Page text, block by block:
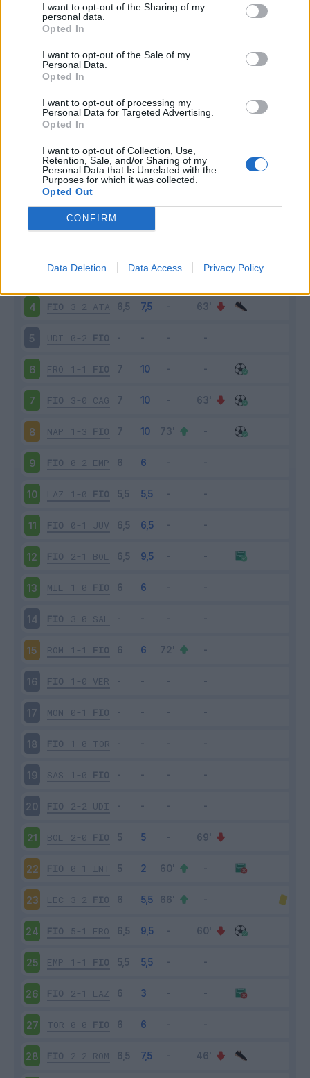
I want to opt-out of the Sharing of my
personal data.
Opted In
I want to opt-out of the Sale of my
Personal Data.
Opted In
I want to opt-out of processing my
Personal Data for Targeted Advertising.
Opted In
I want to opt-out of Collection, Use,
Retention, Sale, and/or Sharing of my
Personal Data that Is Unrelated with the
Purposes for which it was collected.
Opted Out
CONFIRM
Data Deletion Data Access Privacy Policy
stagionale
Scarica
Giornata
1-4 FIO
2 FIO 2-2 LEC
INT 4-0 FIO
4 FIO 3-2 ATA
5 UDI 0-2 FIO
6 FRO 1-1 FIO
7 FIO 3-0 CAG
8 NAP 1-3 FIO
9 FIO 0-2 EMP
10 LAZ 1-0 FIO
11 FIO 0-1 JUV
12 FIO 2-1 BOL
13 MIL 1-0 FIO
14 FIO 3-0 SAL
15 ROM 1-1 FIO
16 FIO 1-0 VER
17 MON 0-1 FIO
18 FIO 1-0 TOR
19 SAS 1-0 FIO
20 FIO 2-2 UDI
21 BOL 2-0 FIO
22 FIO 0-1 INT
23 LEC 3-2 FIO
24 FIO 5-1 FRO
25 EMP 1-1 FIO
26 FIO 2-1 LAZ
27 TOR 0-0 FIO
28 FIO 2-2 ROM